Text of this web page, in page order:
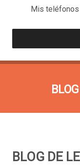
Mis teléfonos
BLOG DE